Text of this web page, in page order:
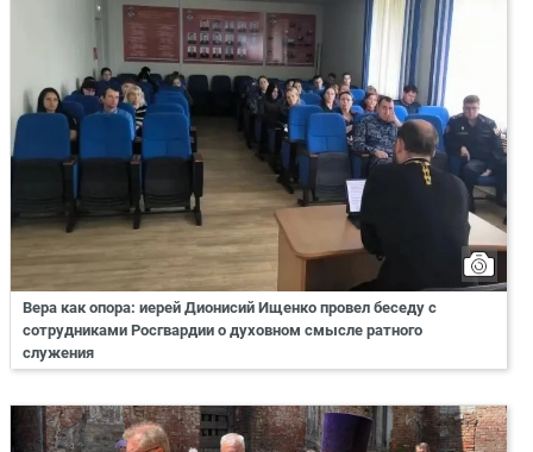
Вера как опора: иерей Дионисий Ищенко провел беседу с
сотрудниками Росгвардии о духовном смысле ратного
служения